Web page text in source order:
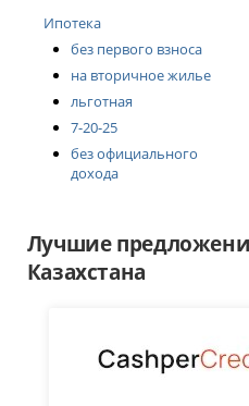
Ипотека
без первого взноса
на вторичное жилье
льготная
7-20-25
без официального
дохода
Лучшие
Казахстана